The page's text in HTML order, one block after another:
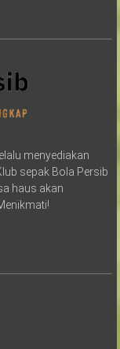
menyediakan
sepak Bola Persib
haus akan